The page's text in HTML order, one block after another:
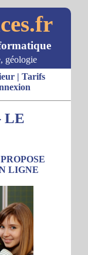
géologie
| Tarifs
LE
LIGNE